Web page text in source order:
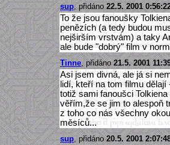
sup, přidáno 22.5. 2001
To že jsou fanoušky
penězích (a tedy budou
nejširším vrstvám) a taky
ale bude "dobrý" film v
Tinne, přidáno 21.5. 2001
Asi jsem divná, ale já si
lidí, kteří na tom filmu
totiž sami fanoušci
věřím,že se jim to alespoň
z toho co nás všechny
měsíců...
sup, přidáno 20.5. 2001